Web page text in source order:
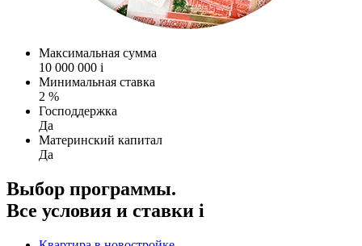
Максимальная сумма
10 000 000 i
Минимальная ставка
2 %
Господдержка
Да
Материнский капитал
Да
Выбор программы.
Все условия и ставки i